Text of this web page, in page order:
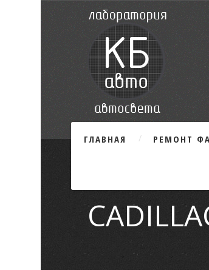
ГЛАВНАЯ РЕМОНТ